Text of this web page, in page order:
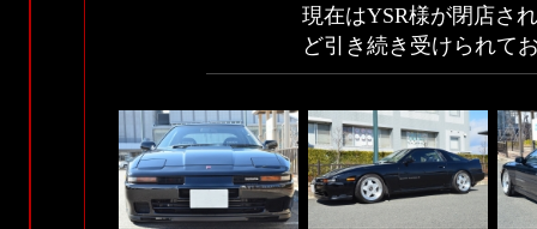
現在はYSR様が閉店さ
ど引き続き受けられて